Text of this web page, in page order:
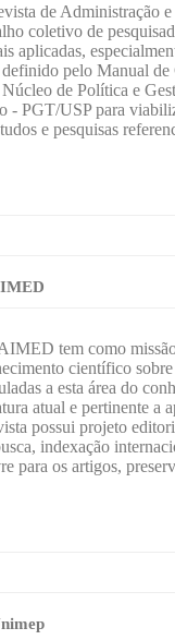
de Administração
coletivo de
aplicadas,
pelo Manual
de Política e
- PGT/USP para
e pesquisas
tem como
científico
a esta área do
atual e pertinente a
possui projeto
indexação
para os artigos,